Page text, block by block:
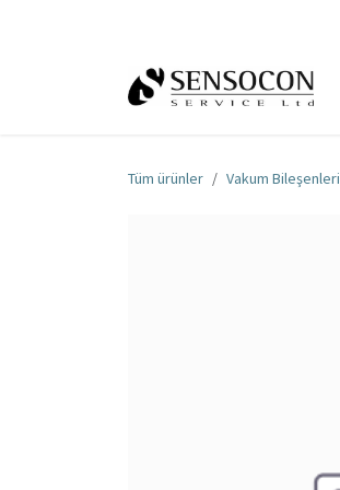
Tüm ürünler Vakum Bileşenleri